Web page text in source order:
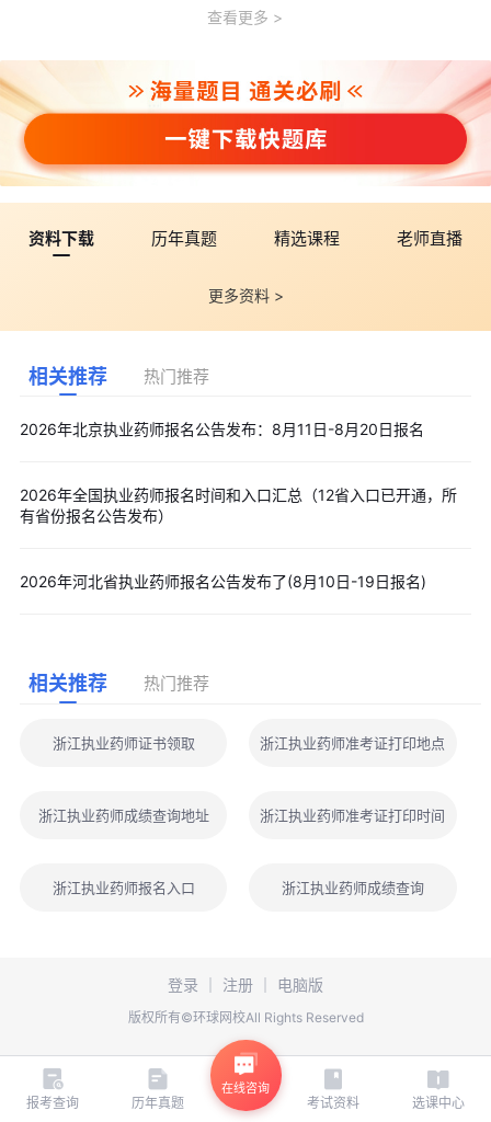
查看更多
资料下载 历年真题 精选课程 老师直播
更多资料 >
相关推荐 热门推荐
2026年北京执业药师报名公告发布：8月11日-8月20日报名
2026年全国执业药师报名时间和入口汇总（12省入口已开通，所
有省份报名公告发布）
2026年河北省执业药师报名公告发布了(8月10日-19日报名)
相关推荐 热门推荐
浙江执业药师证书领取 浙江执业药师准考证打印地点
浙江执业药师成绩查询地址 浙江执业药师准考证打印时间
浙江执业药师报名入口 浙江执业药师成绩查询
登录 注册 电脑版
版权所有©环球网校All Rights Reserved
报考查询 历年真题
在线咨询
考试资料 选课中心